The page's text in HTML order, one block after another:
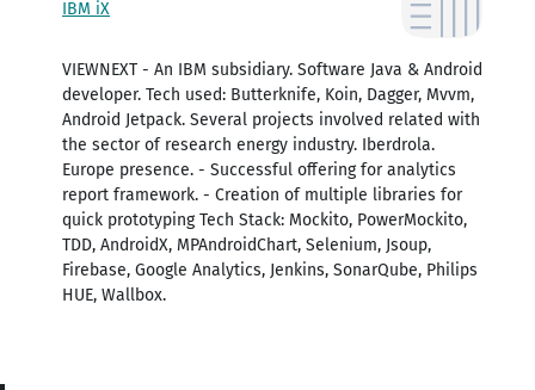
IBM iX
VIEWNEXT - An IBM subsidiary. Software Java & Android
developer. Tech used: Butterknife, Koin, Dagger, Mvvm,
Android Jetpack. Several projects involved related with
the sector of research energy industry. Iberdrola.
Europe presence. - Successful offering for analytics
report framework. - Creation of multiple libraries for
quick prototyping Tech Stack: Mockito, PowerMockito,
TDD, AndroidX, MPAndroidChart, Selenium, Jsoup,
Firebase, Google Analytics, Jenkins, SonarQube, Philips
HUE, Wallbox.